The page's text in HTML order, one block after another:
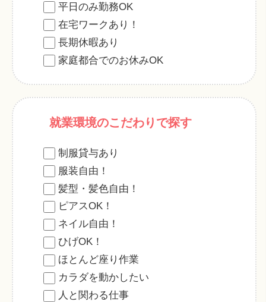
平日のみ勤務OK
在宅ワークあり！
長期休暇あり
家庭都合でのお休みOK
就業環境のこだわりで探す
制服貸与あり
服装自由！
髪型・髪色自由！
ピアスOK！
ネイル自由！
ひげOK！
ほとんど座り作業
カラダを動かしたい
人と関わる仕事